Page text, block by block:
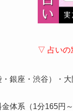
▽ 占いの
銀座・渋谷）・
体系（1分165円～